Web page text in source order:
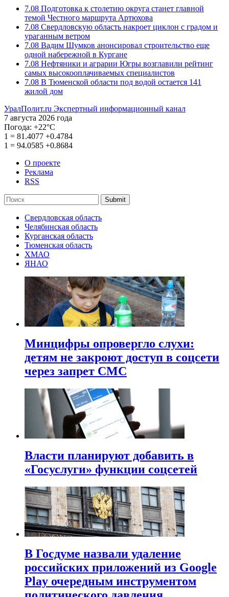
7.08 Подготовка к столетию округа станет главной
темой Честного маршрута Артюхова
7.08 Свердловскую область накроет циклон с градом и
ураганным ветром
7.08 Вадим Шумков анонсировал строительство еще
одной набережной в Кургане
7.08 Нефтяники и аграрии Югры возглавили рейтинг
самых высокооплачиваемых специалистов
7.08 В Тюменской области под водой остается 141
жилой дом
УралПолит.ru Экспертный информационный канал
7 августа 2026 года
Погода: +22°С
1 = 81.4077 +0.4784
1 = 94.0585 +0.8684
О проекте
Реклама
RSS
Submit
Свердловская область
Челябинская область
Курганская область
Тюменская область
ХМАО
ЯНАО
Минцифры опровергло слухи:
детям не закроют доступ в соцсети
через запрет СМС
Власти планируют добавить в
«Госуслуги» функции соцсетей
В Госдуме назвали удаление
российских приложений из Google
Play очередным инструментом